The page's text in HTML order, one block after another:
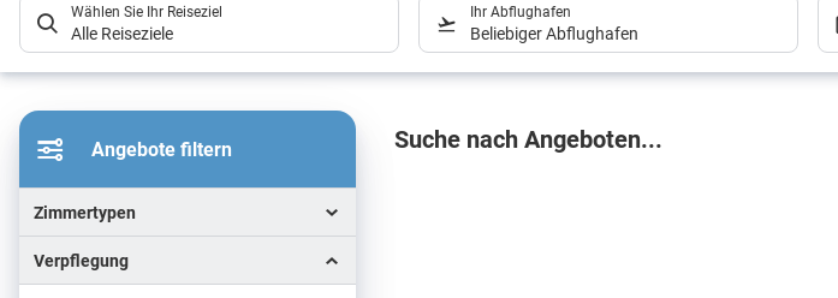
Wählen Sie Ihr Reiseziel
Alle Reiseziele
Ihr Abflughafen
Beliebiger Abflughafen
Angebote filtern
Zimmertypen
Verpflegung
Suchergebnisse
Suche nach Angeboten...